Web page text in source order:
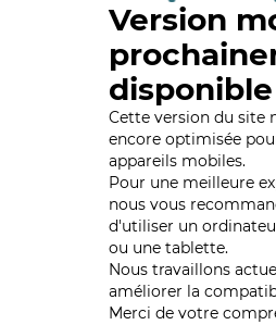
Version
disponible
Cette version du site
encore optimisée
appareils mobiles.
Pour une meilleure
nous vous
d'utiliser un
ou une tablette.
Nous travaillons
améliorer la
Merci de votre